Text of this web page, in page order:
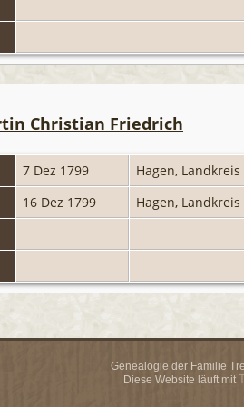
Christian Friedrich
7 Dez 1799
Hagen,
16 Dez 1799
Hagen,
Genealogie der Familie
Diese Website läuft mit